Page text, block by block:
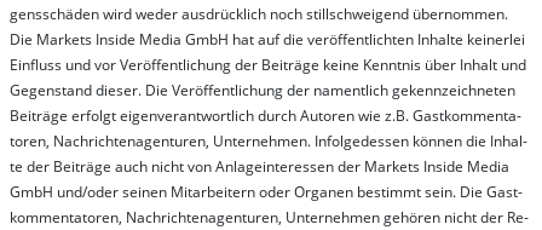
gens­schä­den wird we­der aus­drück­lich noch stil­lschwei­gend über­nom­men.
Die Mar­kets In­side Me­dia GmbH hat auf die ver­öf­fent­lich­ten In­hal­te kei­ner­lei
Ein­fluss und vor Ver­öf­fent­lich­ung der Bei­trä­ge kei­ne Ken­nt­nis über In­halt und
Ge­gen­stand die­ser. Die Ver­öf­fent­lich­ung der na­ment­lich ge­kenn­zeich­net­en
Bei­trä­ge er­folgt ei­gen­ver­ant­wort­lich durch Au­tor­en wie z.B. Gast­kom­men­ta­
tor­en, Nach­richt­en­ag­en­tur­en, Un­ter­neh­men. In­fol­ge­des­sen kön­nen die In­hal­
te der Bei­trä­ge auch nicht von An­la­ge­in­te­res­sen der Mar­kets In­side Me­dia
GmbH und/oder sei­nen Mit­ar­bei­tern oder Or­ga­nen be­stim­mt sein. Die Gast­
kom­men­ta­tor­en, Nach­rich­ten­ag­en­tur­en, Un­ter­neh­men ge­hör­en nicht der Re­